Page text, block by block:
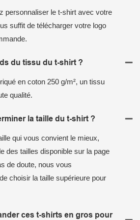
personnaliser le t-shirt avec votre
suffit de télécharger votre logo
du tissu du t-shirt ?
en coton 250 g/m², un tissu
qualité.
la taille du t-shirt ?
qui vous convient le mieux,
des tailles disponible sur la page
de doute, nous vous
choisir la taille supérieure pour
ces t-shirts en gros pour